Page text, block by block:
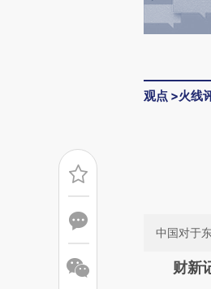
观点 >火线
中国对于
请务
财新